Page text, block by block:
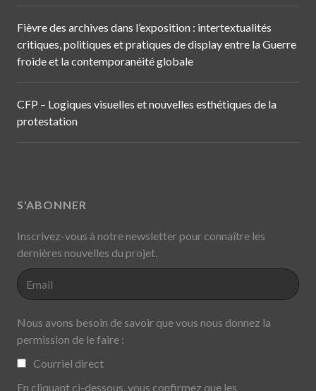
Fièvre des archives dans l’exposition : intertextualités
critiques, politiques et pratiques de display entre la Guerre
froide et la contemporanéité globale
CFP – Logiques visuelles et nouvelles esthétiques de la
protestation
S'ABONNER
Inscrivez-vous à notre newsletter pour connaître les
dernières nouvelles du projet.
Nous avons besoin de savoir que vous nous donnez la
permission de le faire :
Courriel direct
En cliquant ci-dessous, vous confirmez que les